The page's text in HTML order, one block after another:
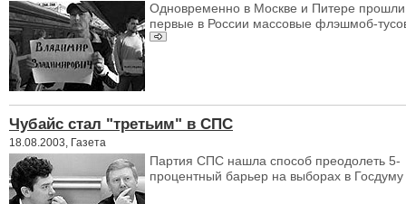
Одновременно в Москве и Питере прошли
первые в России массовые флэшмоб-
Чубайс стал "третьим" в СПС
18.08.2003, Газета
Партия СПС нашла способ преодолеть 5-
процентный барьер на выборах в Госдуму